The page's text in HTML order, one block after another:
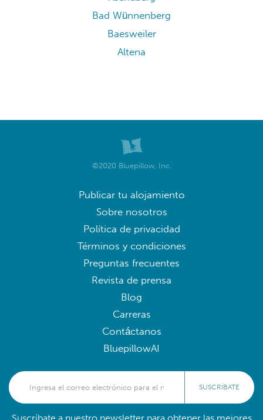
Bad Wünnenberg
Baesweiler
Altena
©2020 Bluepillow, Inc.
Publicar tu alojamiento
Sobre nosotros
Política de privacidad
Términos y condiciones
Preguntas frecuentes
Revista de prensa
Blog
Carreras
Contáctanos
BluepillowAI
SUSCRÍBATE